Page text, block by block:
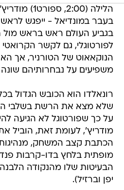
הלילה (2:00,
בעבר במונדיאל - ייפגש
בגביע העולם ראש בראש מול
לפורטוגלי, גם לקשר
הנוקאאוט של הטורניר, אך
משפיעים על נבחרותיהם
רונאלדו הוא הכובש הגדול
שלא מצא את הרשת בשלבי
על כך שפורטוגל לא הגיעה
מודריץ', לעומת זאת, הוביל
הכתבת קצב המשחק,
מופתית בלחץ בדו-קרבות
הבעיטות שלו מהנקודה
יפן וברזיל).